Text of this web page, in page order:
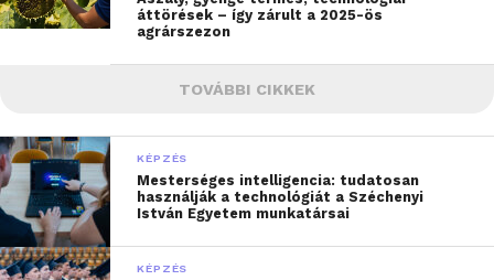
áttörések – így zárult a 2025-ös
agrárszezon
TOVÁBBI CIKKEK
KÉPZÉS
Mesterséges intelligencia: tudatosan
használják a technológiát a Széchenyi
István Egyetem munkatársai
KÉPZÉS